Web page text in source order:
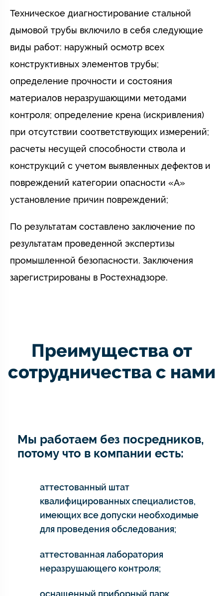
Техническое диагностирование стальной
дымовой трубы включило в себя следующие
виды работ: наружный осмотр всех
конструктивных элементов трубы;
определение прочности и состояния
материалов неразрушающими методами
контроля; определение крена (искривления)
при отсутствии соответствующих измерений;
расчеты несущей способности ствола и
конструкций с учетом выявленных дефектов и
повреждений категории опасности «А»
установление причин повреждений;
По результатам составлено заключение по
результатам проведенной экспертизы
промышленной безопасности. Заключения
зарегистрированы в Ростехнадзоре.
Преимущества от
сотрудничества с нами
Мы работаем без посредников,
потому что в компании есть:
аттестованный штат
квалифицированных специалистов,
имеющих все допуски необходимые
для проведения обследования;
аттестованная лаборатория
неразрушающего контроля;
оснащенный приборный парк